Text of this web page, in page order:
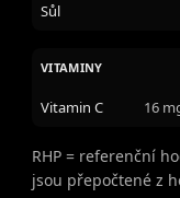
Sůl
VITAMINY
Vitamin C 16
RHP = referenční
jsou přepočtené z